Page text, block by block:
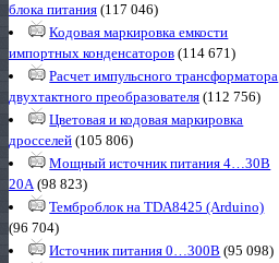
блока питания (117 046)
Кодовая маркировка емкости
импортных конденсаторов (114 671)
Расчет импульсного трансформатора
двухтактного преобразователя (112 756)
Цветовая и кодовая маркировка
дросселей (105 806)
Мощный источник питания 4…30В
20А(98 823)
Темброблок на TDA8425 (Arduino)
(96 704)
Источник питания 0…300В (95 098)